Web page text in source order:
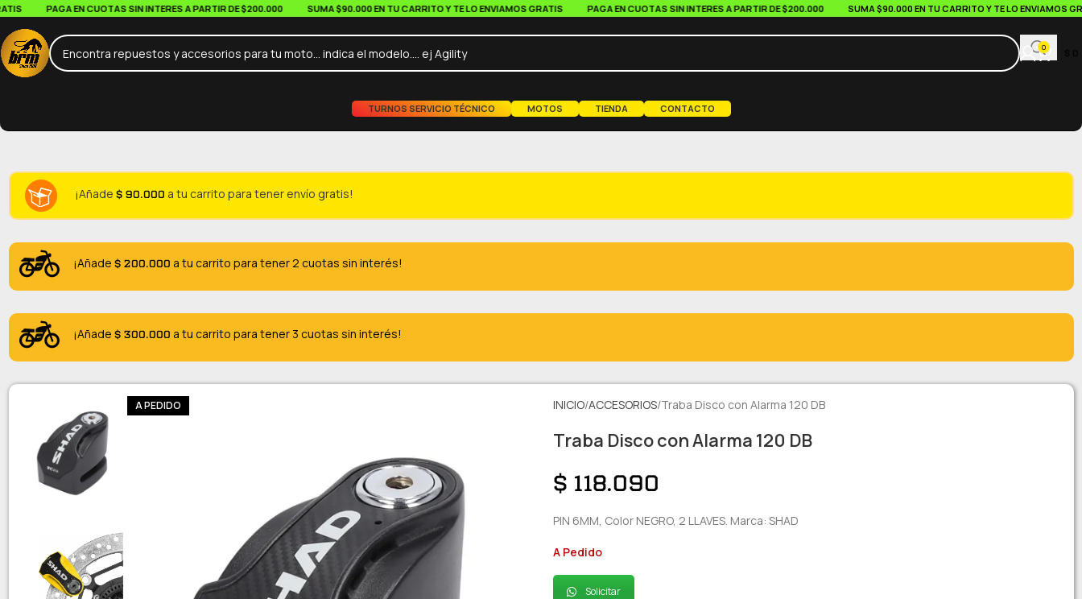
PAGA EN CUOTAS SIN INTERES A PARTIR DE $200.000 SUMA $90.000 EN TU CARRITO Y TE LO ENVIAMOS GRATIS PAGA EN CUOTAS SIN INTERES A PARTIR DE $200.000 SUMA $90.000 EN TU CARRITO Y TE LO ENVIAMOS
0
TURNOS SERVICIO TÉCNICO MOTOS TIENDA CONTACTO
¡Añade $90.000 a tu carrito para tener envío gratis!
¡Añade $200.000 a tu carrito para tener 2 cuotas sin interés!
¡Añade $300.000 a tu carrito para tener 3 cuotas sin interés!
A PEDIDO INICIO ACCESORIOS Traba Disco con Alarma 120 DB
Traba Disco con Alarma 120 DB
$ 118.090
PIN 6MM, Color NEGRO, 2 LLAVES. Marca: SHAD
A Pedido
Solicitar